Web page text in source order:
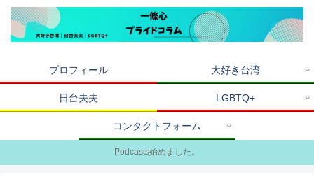
プロフィール 大好き台湾
日台夫夫 LGBTQ+
コンタクトフォーム
Podcasts始めました。